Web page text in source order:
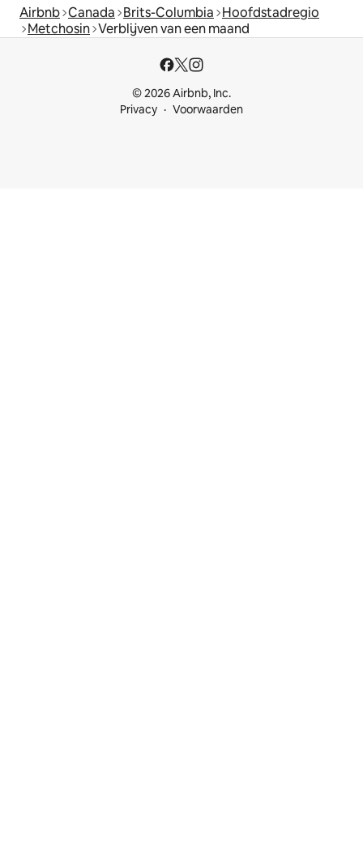
Airbnb Canada Brits-Columbia Hoofdstadregio
Metchosin Verblijven van een maand
© 2026 Airbnb, Inc.
Privacy
Voorwaarden